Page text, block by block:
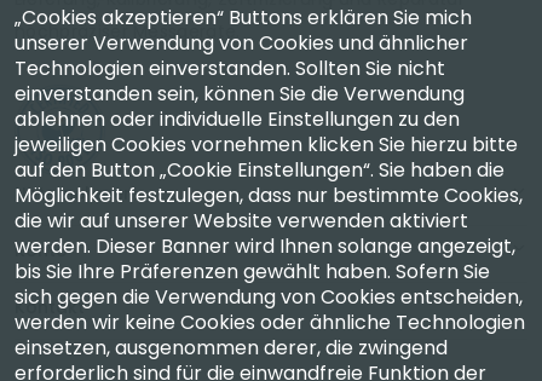
hochpräziser Messgeräte.
Unternehmen
Konto
Kontakt
„Cookies akzeptieren“ Buttons erklären Sie mich
unserer Verwendung von Cookies und ähnlicher
Technologien einverstanden. Sollten Sie nicht
einverstanden sein, können Sie die Verwendung
ablehnen oder individuelle Einstellungen zu den
jeweiligen Cookies vornehmen klicken Sie hierzu bitte
auf den Button „Cookie Einstellungen“. Sie haben die
Möglichkeit festzulegen, dass nur bestimmte Cookies,
die wir auf unserer Website verwenden aktiviert
werden. Dieser Banner wird Ihnen solange angezeigt,
bis Sie Ihre Präferenzen gewählt haben. Sofern Sie
sich gegen die Verwendung von Cookies entscheiden,
werden wir keine Cookies oder ähnliche Technologien
einsetzen, ausgenommen derer, die zwingend
erforderlich sind für die einwandfreie Funktion der